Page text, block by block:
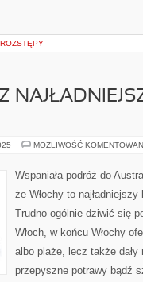
MOŻLIWOŚĆ
Wspaniała podróż do
że Włochy to
Trudno ogólnie dziwić się
Włoch, w końcu Włochy
albo plaże, lecz także
przepyszne potrawy bądź